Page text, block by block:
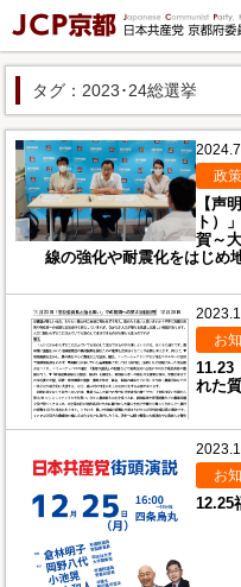
タグ：2023･24総選挙
政
【声
ト）
賀～
線の強化や耐震化をはじめ
お
11.23
れた
お
12.25